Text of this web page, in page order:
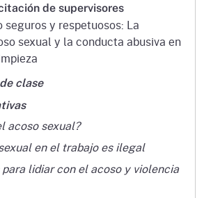
de supervisores
seguros y respetuosos: La
sexual y la conducta abusiva en
clase
acoso sexual?
en el trabajo es ilegal
lidiar con el acoso y violencia